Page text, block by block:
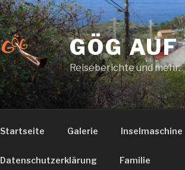
GÖG
Reiseberichte und mehr.
Startseite Galerie Inselmaschine
Datenschutzerklärung Familie